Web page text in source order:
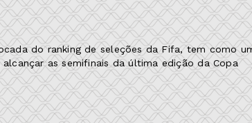
do ranking de seleções da Fifa, tem como
as semifinais da última edição da Copa